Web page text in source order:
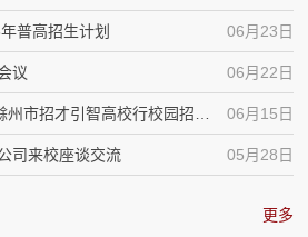
普高招生计划 06月23日
议 06月22日
06月15日
司来校座谈交流 05月28日
更多